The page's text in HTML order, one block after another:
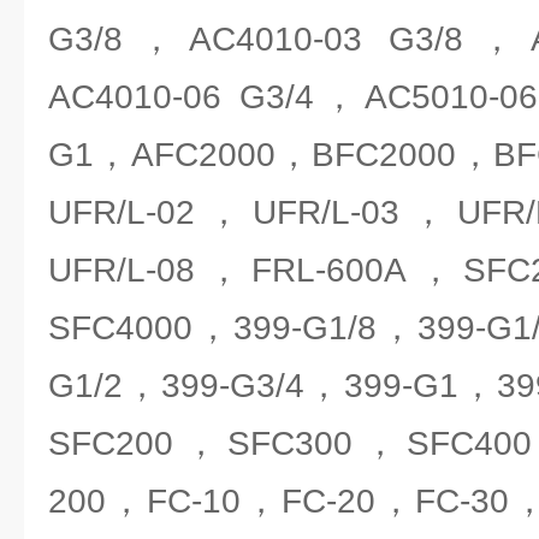
G3/8，AC4010-03 G3/8，
AC4010-06 G3/4，AC5010-
G1，AFC2000，BFC2000，
UFR/L-02，UFR/L-03，
UFR/L-08，FRL-600A，
SFC4000，399-G1/8，399-
G1/2，399-G3/4，399-G1，
SFC200，SFC300，
200，FC-10，FC-20，FC-30